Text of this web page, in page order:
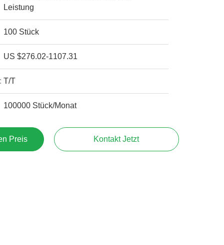
Leistung
100 Stück
US $276.02-1107.31
T/T
100000 Stück/Monat
Preis Kontakt Jetzt